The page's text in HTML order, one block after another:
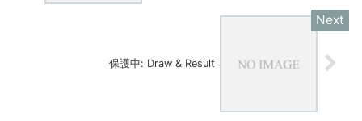
保護中: Draw & Result